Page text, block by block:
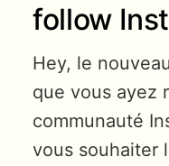
follow
Hey, le
que vous ayez
communauté
vous souhaiter